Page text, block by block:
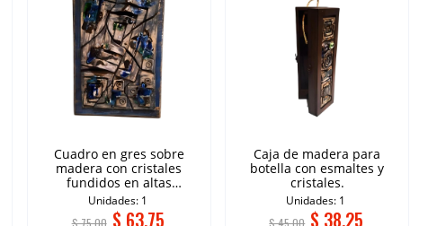
Cuadro en gres sobre
madera con cristales
fundidos en altas
temperaturas.
Unidades: 1
$ 75.00 $ 63.75
Caja de madera para
botella con esmaltes y
cristales.
Unidades: 1
$ 45.00 $ 38.25